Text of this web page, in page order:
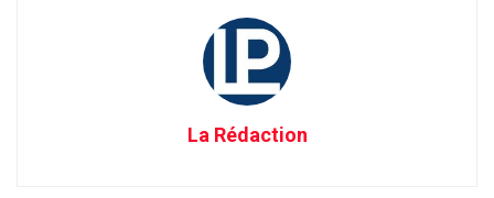
La Rédaction